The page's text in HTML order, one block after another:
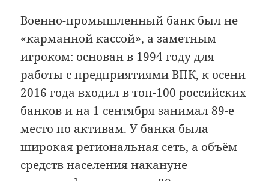
Военно-промышленный банк был не
«карманной кассой», а заметным
игроком: основан в 1994 году для
работы с предприятиями ВПК, к осени
2016 года входил в топ-100 российских
банков и на 1 сентября занимал 89-е
место по активам. У банка была
широкая региональная сеть, а объём
средств населения накануне